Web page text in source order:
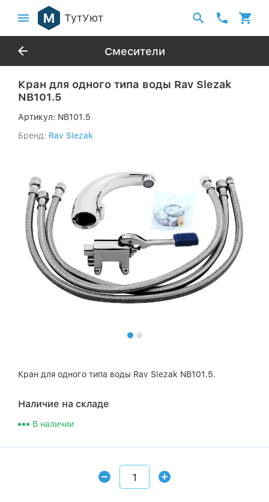
ТутУют
Смесители
Кран для одного типа воды Rav Slezak
NB101.5
Артикул: NB101.5
Бренд: Rav Slezak
Кран для одного типа воды Rav Slezak NB101.5.
Наличие на складе
В наличии